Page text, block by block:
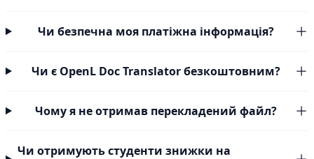
Чи безпечна моя платіжна інформація?
Чи є OpenL Doc Translator безкоштовним?
Чому я не отримав перекладений файл?
Чи отримують студенти знижки на